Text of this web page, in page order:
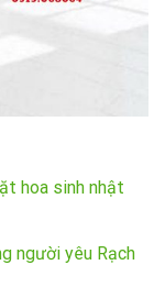
hoa sinh nhật
người yêu Rạch